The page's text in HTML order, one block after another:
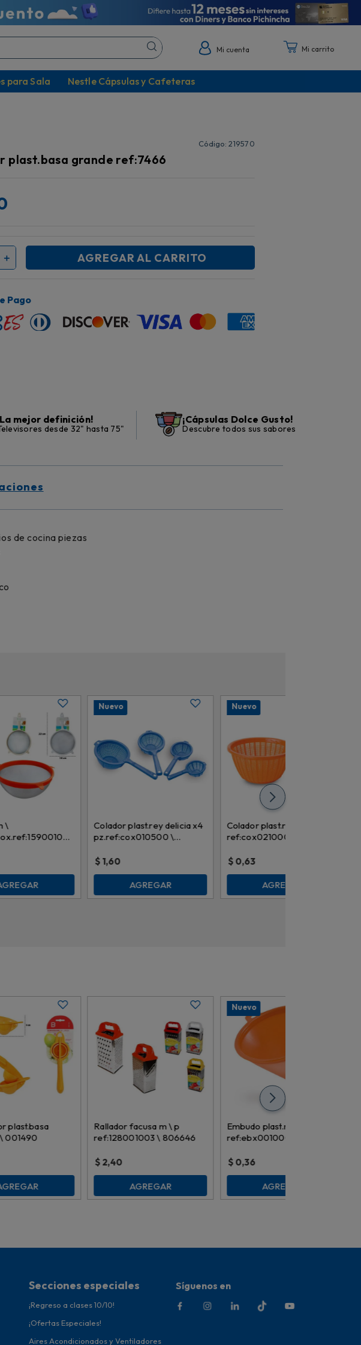
Mi cuenta
para Sala Nestle Cápsulas y Cafeteras
: 219570
plast.basa grande ref:7466
＋ AGREGAR AL CARRITO
Pago
mejor definición!
desde 32" hasta 75"
¡Cápsulas Dolce Gusto!
Descubre todos sus sabores
de cocina piezas
\
Nuevo
Colador plast.rey delicia x4
pz.ref:cox010500 \
$ 1,60
AGREGAR
Nuevo
Colador plast.rey taypa
ref:cox021000 mediano 2
$ 0,63
AGREGAR
plast.basa
001490
Rallador facusa m \ p
ref:128001003 \ 806646
$ 2,40
AGREGAR
Nuevo
Embudo plast.rey
ref:ebx001000 peq.
$ 0,36
AGREGAR
Secciones especiales
¡Regreso a clases 10/10!
¡Ofertas Especiales!
Aires Acondicionados y Ventiladores
Síguenos en